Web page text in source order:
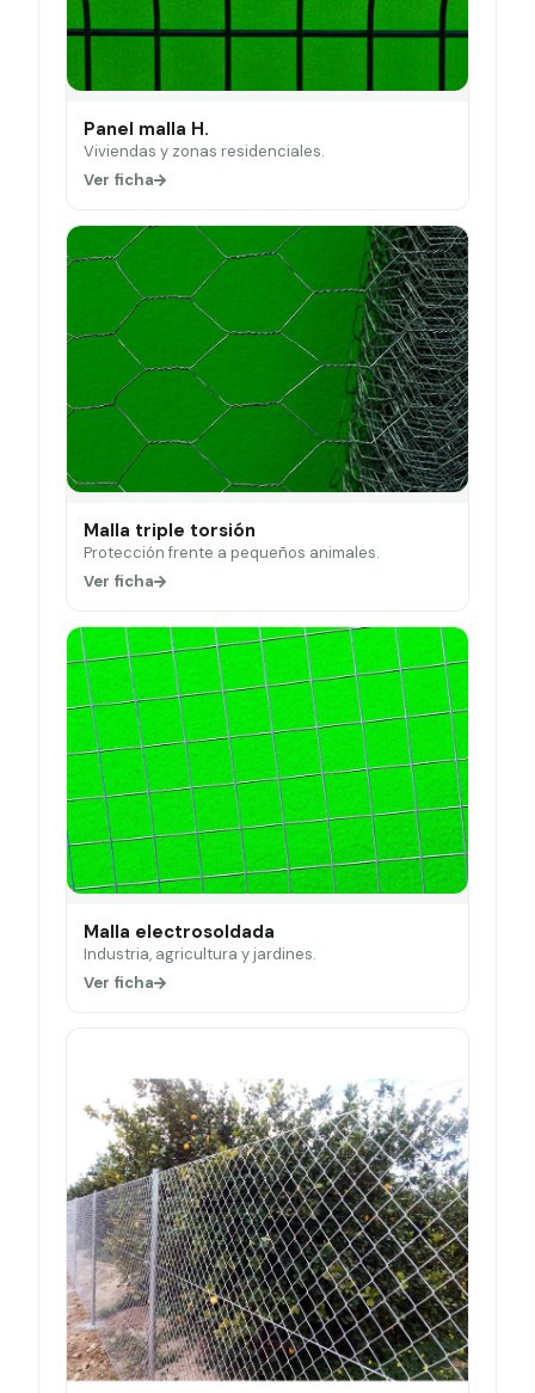
Panel malla H.
Viviendas y zonas residenciales.
Ver ficha
Malla triple torsión
Protección frente a pequeños animales.
Ver ficha
Malla electrosoldada
Industria, agricultura y jardines.
Ver ficha